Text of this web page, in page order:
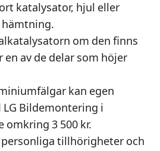
katalysator, hjul eller
om den finns
en av de delar som höjer
kan egen
Bildemontering i
omkring 3 500 kr.
personliga tillhörigheter och